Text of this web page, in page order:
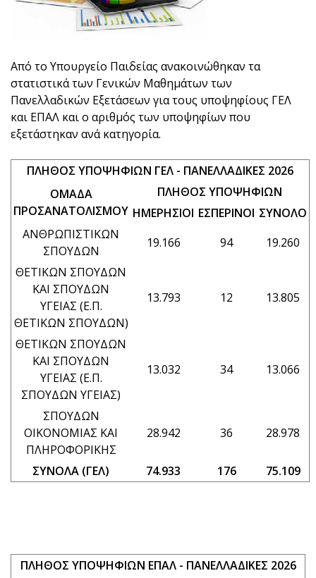
Από το Υπουργείο Παιδείας ανακοινώθηκαν τα
στατιστικά των Γενικών Μαθημάτων των
Πανελλαδικών Εξετάσεων για τους υποψηφίους ΓΕΛ
και ΕΠΑΛ και ο αριθμός των υποψηφίων που
εξετάστηκαν ανά κατηγορία.
ΠΛΗΘΟΣ ΥΠΟΨΗΦΙΩΝ ΓΕΛ - ΠΑΝΕΛΛΑΔΙΚΕΣ 2026
ΟΜΑΔΑ
ΠΡΟΣΑΝΑΤΟΛΙΣΜΟΥ
ΠΛΗΘΟΣ ΥΠΟΨΗΦΙΩΝ
ΗΜΕΡΗΣΙΟΙ ΕΣΠΕΡΙΝΟΙ ΣΥΝΟΛΟ
ΑΝΘΡΩΠΙΣΤΙΚΩΝ
ΣΠΟΥΔΩΝ
19.166 94
19.260
ΘΕΤΙΚΩΝ ΣΠΟΥΔΩΝ
ΚΑΙ ΣΠΟΥΔΩΝ
ΥΓΕΙΑΣ (Ε.Π.
ΘΕΤΙΚΩΝ ΣΠΟΥΔΩΝ)
13.793 12 13.805
ΘΕΤΙΚΩΝ ΣΠΟΥΔΩΝ
ΚΑΙ ΣΠΟΥΔΩΝ
ΥΓΕΙΑΣ (Ε.Π.
ΣΠΟΥΔΩΝ ΥΓΕΙΑΣ)
13.032 34 13.066
ΣΠΟΥΔΩΝ
ΟΙΚΟΝΟΜΙΑΣ ΚΑΙ
ΠΛΗΡΟΦΟΡΙΚΗΣ
28.942 36 28.978
ΣΥΝΟΛΑ (ΓΕΛ) 74.933 176 75.109
ΠΛΗΘΟΣ ΥΠΟΨΗΦΙΩΝ ΕΠΑΛ - ΠΑΝΕΛΛΑΔΙΚΕΣ 2026